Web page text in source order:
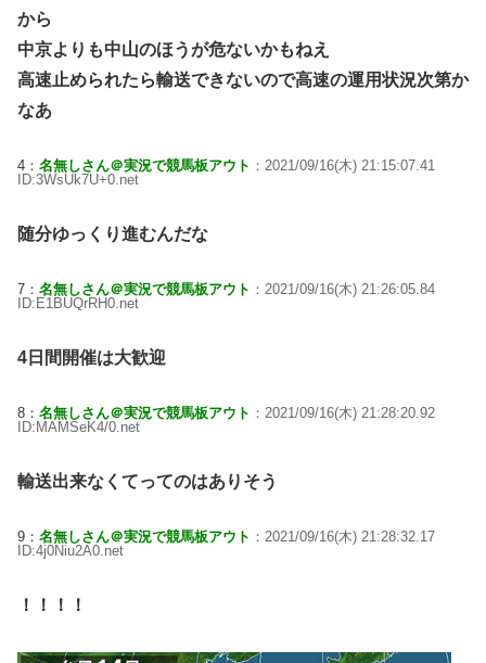
から
中京よりも中山のほうが危ないかもねえ
高速止められたら輸送できないので高速の運用状況次第か
なあ
4： 名無しさん＠実況で競馬板アウト ：2021/09/16(木) 21:15:07.41
ID:3WsUk7U+0.net
随分ゆっくり進むんだな
7： 名無しさん＠実況で競馬板アウト ：2021/09/16(木) 21:26:05.84
ID:E1BUQrRH0.net
4日間開催は大歓迎
8： 名無しさん＠実況で競馬板アウト ：2021/09/16(木) 21:28:20.92
ID:MAMSeK4/0.net
輸送出来なくてってのはありそう
9： 名無しさん＠実況で競馬板アウト ：2021/09/16(木) 21:28:32.17
ID:4j0Niu2A0.net
！！！！